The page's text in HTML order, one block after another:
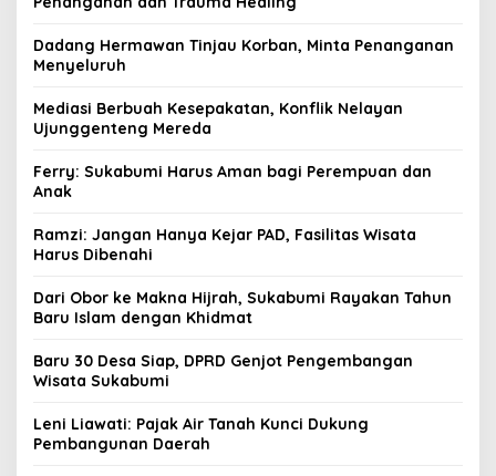
Dadang Hermawan Tinjau Korban, Minta Penanganan
Menyeluruh
Mediasi Berbuah Kesepakatan, Konflik Nelayan
Ujunggenteng Mereda
Ferry: Sukabumi Harus Aman bagi Perempuan dan
Anak
Ramzi: Jangan Hanya Kejar PAD, Fasilitas Wisata
Harus Dibenahi
Dari Obor ke Makna Hijrah, Sukabumi Rayakan Tahun
Baru Islam dengan Khidmat
Baru 30 Desa Siap, DPRD Genjot Pengembangan
Wisata Sukabumi
Leni Liawati: Pajak Air Tanah Kunci Dukung
Pembangunan Daerah